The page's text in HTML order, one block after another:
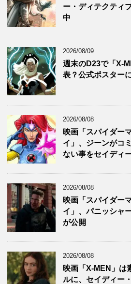
ー・ディテクティ
中
2026/08/09
週末のD23で「X-
表？公式ポスター
2026/08/08
映画「スパイダー
イ」、ジーンがコ
ない事をセイディ
2026/08/08
映画「スパイダー
イ」、パニッシャ
が公開
2026/08/08
映画「X-MEN」は
ルに、セイディー